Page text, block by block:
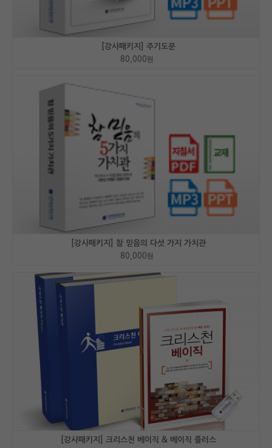
[강사패키지] 주기도문
80,000원
[강사패키지] 참 믿음의 다섯 가지 가치관
80,000원
[강사패키지] 크리스천 베이직 & 베이직 플러스